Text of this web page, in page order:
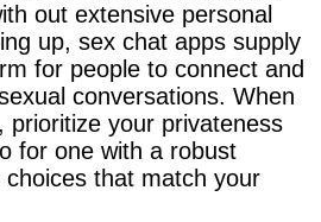
out extensive personal
up, sex chat apps supply
for people to connect and
conversations. When
prioritize your privateness
for one with a robust
that match your